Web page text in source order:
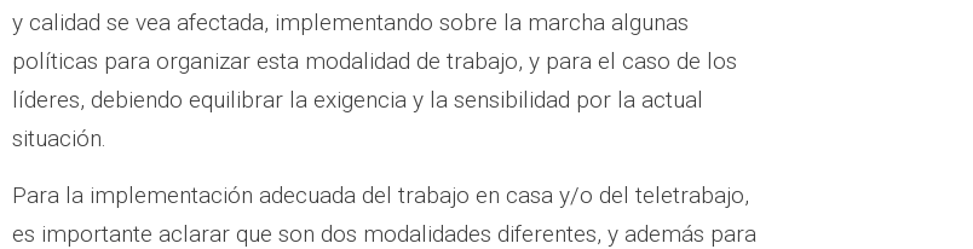
y calidad se vea afectada, implementando sobre la marcha algunas
políticas para organizar esta modalidad de trabajo, y para el caso de los
líderes, debiendo equilibrar la exigencia y la sensibilidad por la actual
situación.
Para la implementación adecuada del trabajo en casa y/o del teletrabajo,
es importante aclarar que son dos modalidades diferentes, y además para